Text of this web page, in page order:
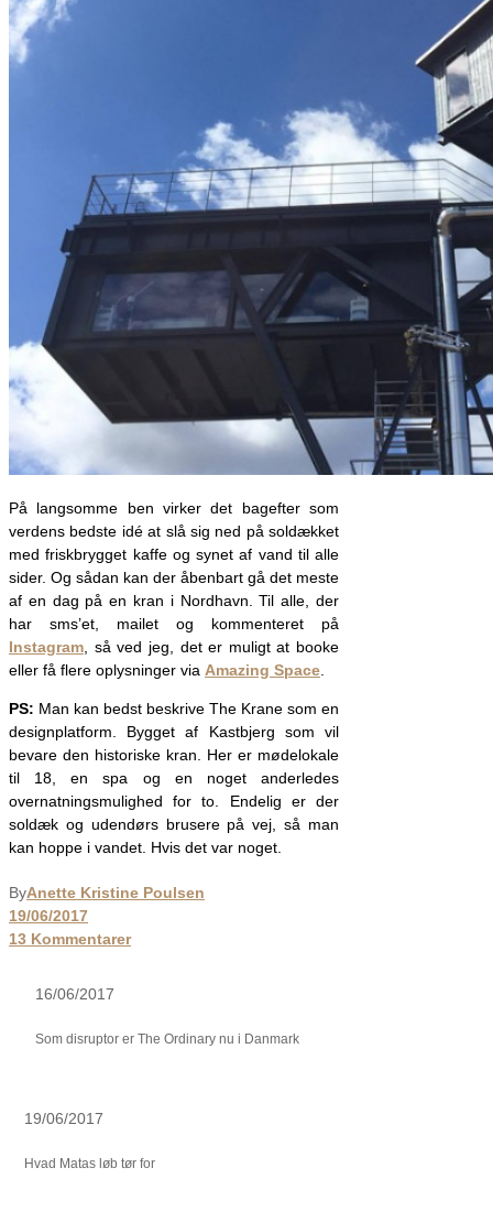
På langsomme ben virker det bagefter som
verdens bedste idé at slå sig ned på soldækket
med friskbrygget kaffe og synet af vand til alle
sider. Og sådan kan der åbenbart gå det meste
af en dag på en kran i Nordhavn. Til alle, der
har sms’et, mailet og kommenteret på
Instagram , så ved jeg, det er muligt at booke
eller få flere oplysninger via Amazing Space
PS: Man kan bedst beskrive The Krane som en
designplatform. Bygget af Kastbjerg som vil
bevare den historiske kran. Her er mødelokale
til 18, en spa og en noget anderledes
overnatningsmulighed for to. Endelig er der
soldæk og udendørs brusere på vej, så man
kan hoppe i vandet. Hvis det var noget.
ByAnette Kristine Poulsen
19/06/2017
13 Kommentarer
16/06/2017
Som disruptor er The Ordinary nu i Danmark
19/06/2017
Hvad Matas løb tør for